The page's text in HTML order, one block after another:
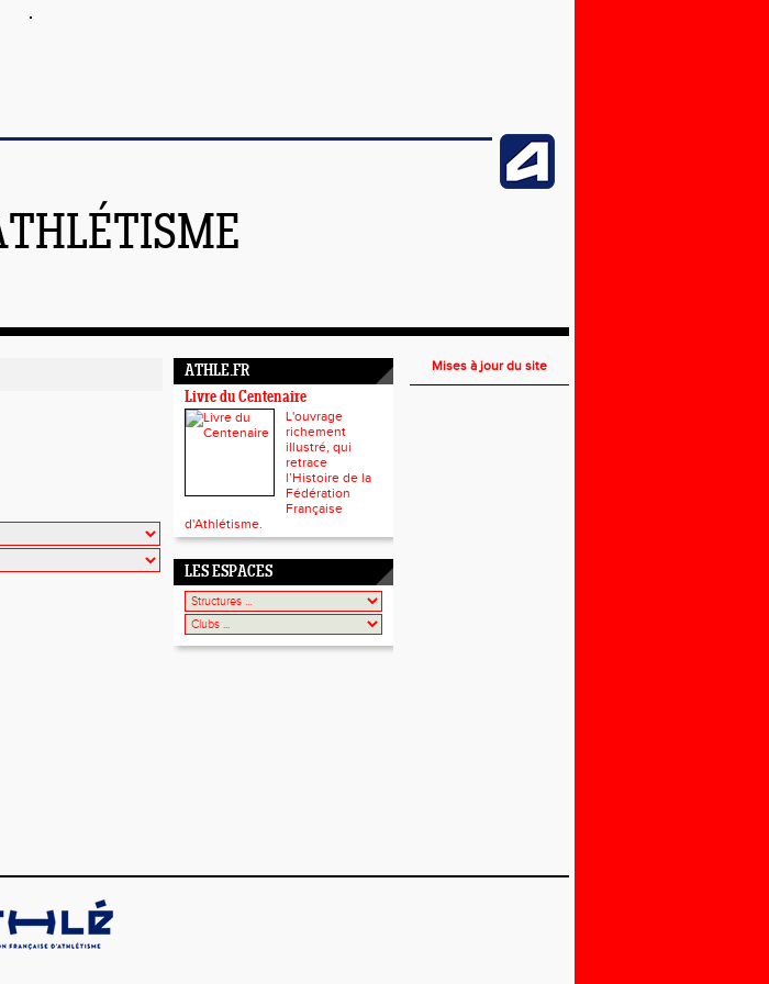
ATHLE.FR
Livre du Centenaire
L'ouvrage
richement
illustré, qui
retrace
l’Histoire de la
Fédération
Française
d'Athlétisme.
LES ESPACES
Mises à jour du site